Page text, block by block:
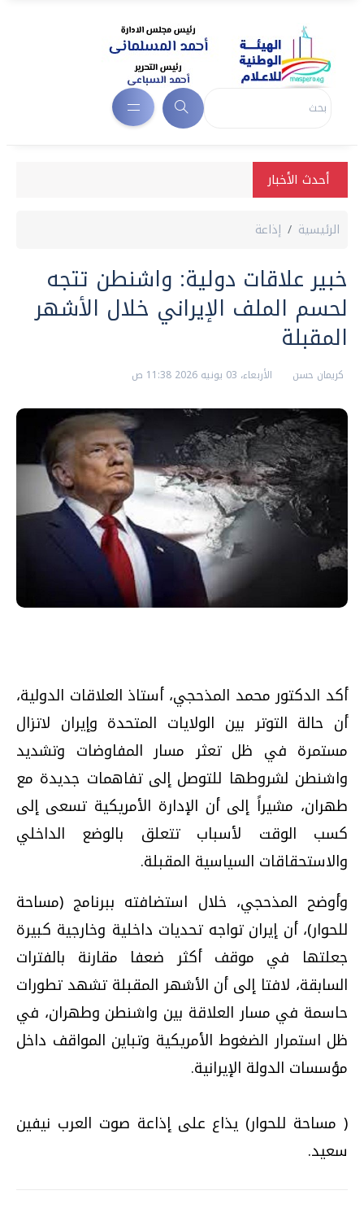
أحدث الأخبار
الرئيسية إذاعة
خبير علاقات دولية: واشنطن تتجه
لحسم الملف الإيراني خلال الأشهر
المقبلة
كريمان حسن الأربعاء، 03 يونيه 2026 11:38 ص
أكد الدكتور محمد المذحجي، أستاذ العلاقات الدولية،
أن حالة التوتر بين الولايات المتحدة وإيران لاتزال
مستمرة في ظل تعثر مسار المفاوضات وتشديد
واشنطن لشروطها للتوصل إلى تفاهمات جديدة مع
طهران، مشيراً إلى أن الإدارة الأمريكية تسعى إلى
كسب الوقت لأسباب تتعلق بالوضع الداخلي
والاستحقاقات السياسية المقبلة.
وأوضح المذحجي، خلال استضافته ببرنامج (مساحة
للحوار)، أن إيران تواجه تحديات داخلية وخارجية كبيرة
جعلتها في موقف أكثر ضعفا مقارنة بالفترات
السابقة، لافتا إلى أن الأشهر المقبلة تشهد تطورات
حاسمة في مسار العلاقة بين واشنطن وطهران، في
ظل استمرار الضغوط الأمريكية وتباين المواقف داخل
مؤسسات الدولة الإيرانية.
( مساحة للحوار) يذاع على إذاعة صوت العرب نيفين
سعيد.